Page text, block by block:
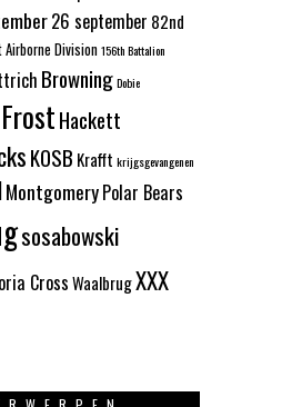
26 september 82nd
Airborne Division156th Battalion
BrowningDobie
FrostHackett
KOSB Krafft krijgsgevangenen
MontgomeryPolar Bears
sosabowski
CrossWaalbrugXXX